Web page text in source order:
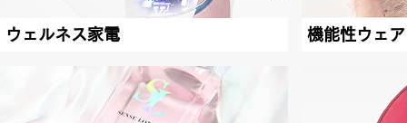
ウェルネス家電 機能性ウェア